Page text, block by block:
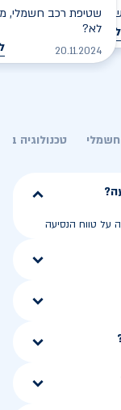
לקריאה
שטיפת רכב חשמלי,
לא?
20.11.2024
טכנולוגיה
על טווח הנסיעה